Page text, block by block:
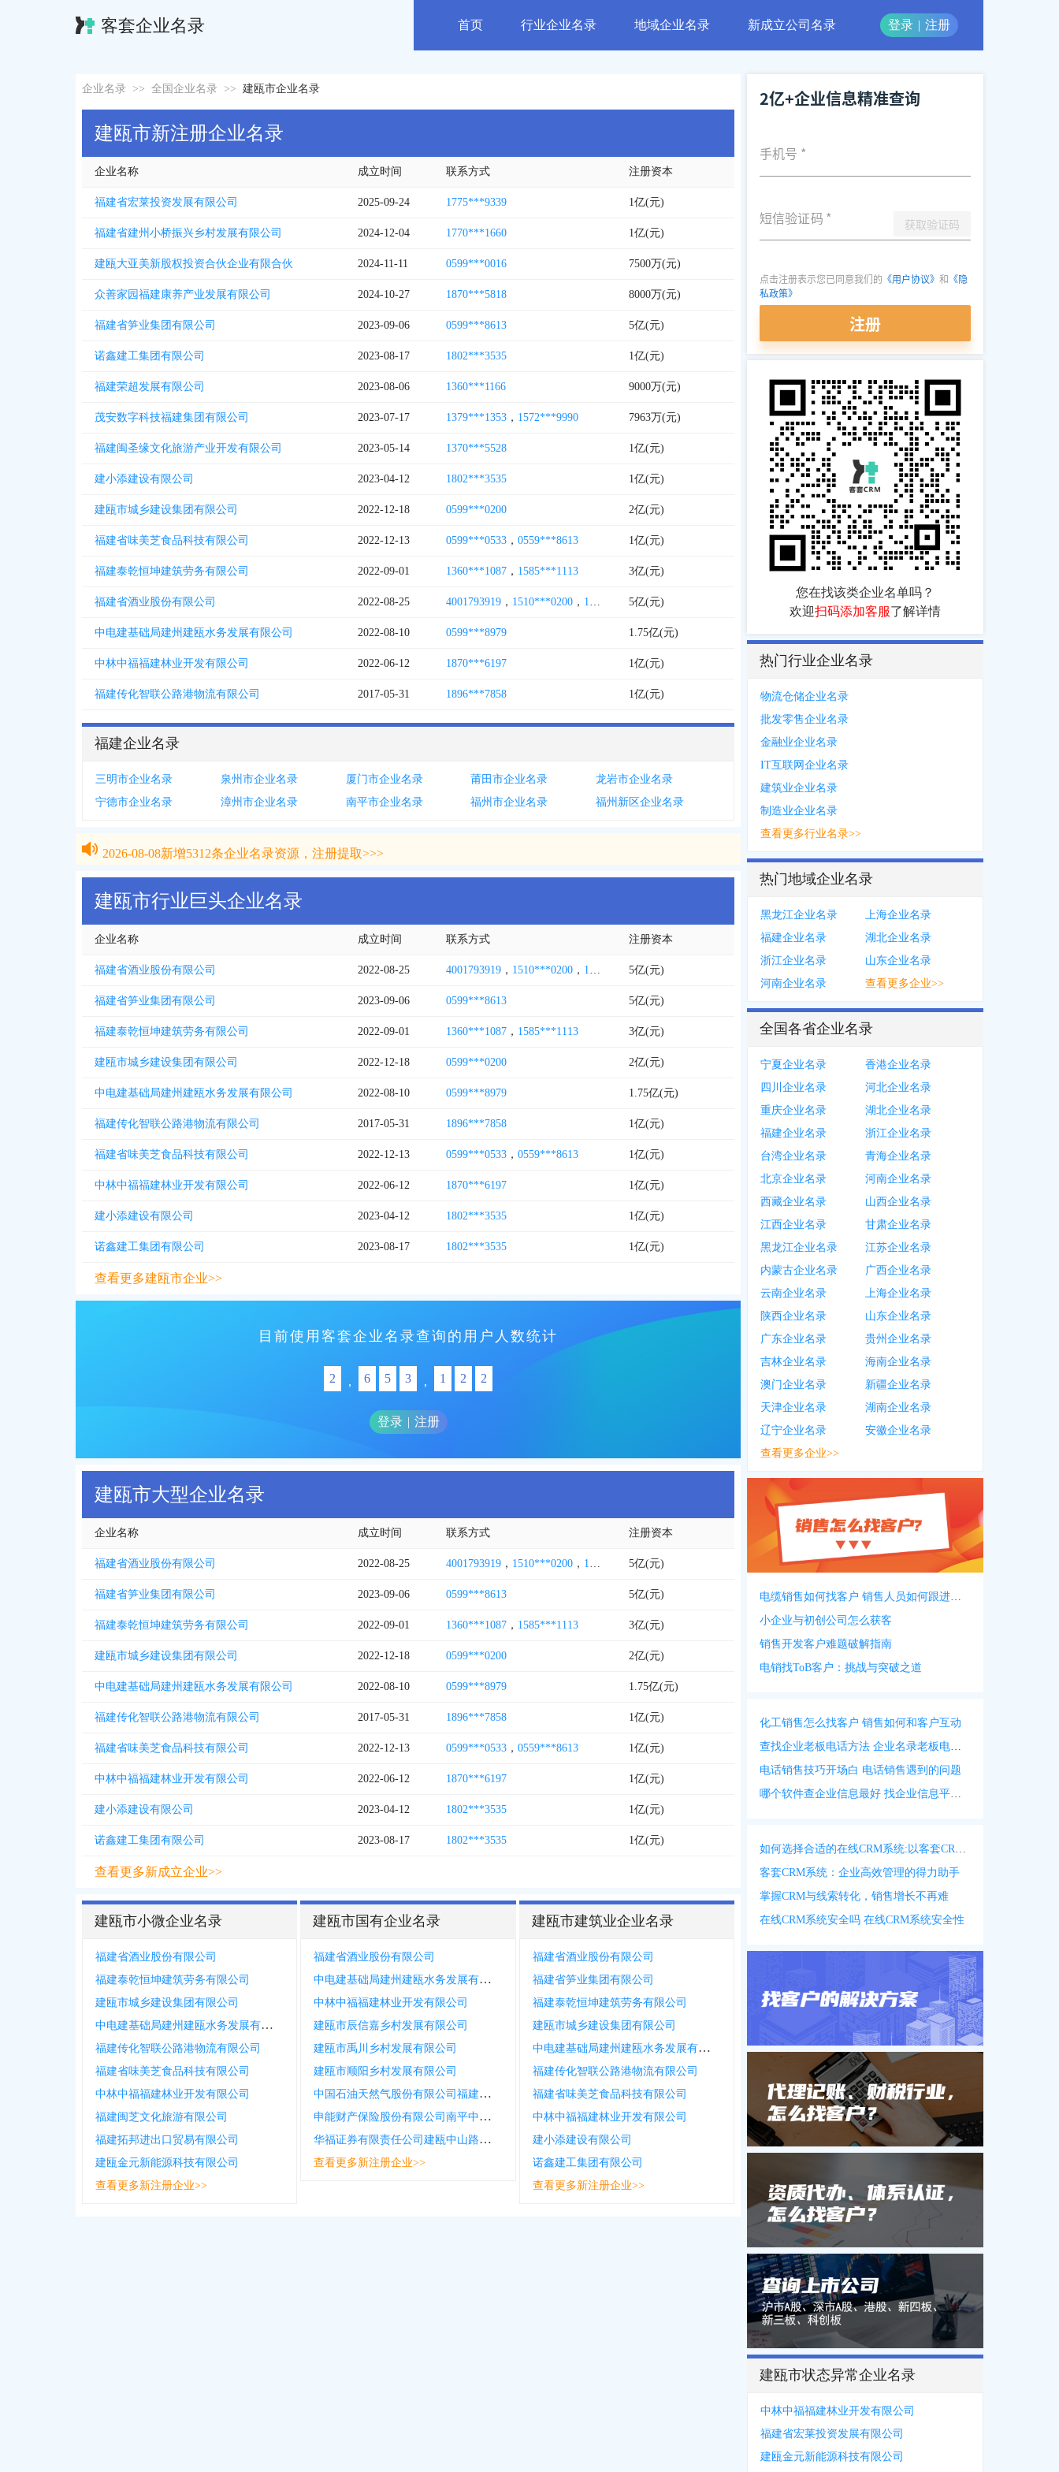
客套企业名录 首页 行业企业名录 地域企业名录 新成立公司名录 登录 | 注册
企业名录 >> 全国企业名录 >> 建瓯市企业名录
建瓯市新注册企业名录
企业名称 成立时间 联系方式 注册资本
福建省宏莱投资发展有限公司 2025-09-24 1775***9339 1亿(元)
福建省建州小桥振兴乡村发展有限公司 2024-12-04 1770***1660 1亿(元)
建瓯大亚美新股权投资合伙企业有限合伙 2024-11-11 0599***0016 7500万(元)
众善家园福建康养产业发展有限公司 2024-10-27 1870***5818 8000万(元)
福建省笋业集团有限公司 2023-09-06 0599***8613 5亿(元)
诺鑫建工集团有限公司 2023-08-17 1802***3535 1亿(元)
福建荣超发展有限公司 2023-08-06 1360***1166 9000万(元)
茂安数字科技福建集团有限公司 2023-07-17 1379***1353 ， 1572***9990 7963万(元)
福建闽圣缘文化旅游产业开发有限公司 2023-05-14 1370***5528 1亿(元)
建小添建设有限公司 2023-04-12 1802***3535 1亿(元)
建瓯市城乡建设集团有限公司 2022-12-18 0599***0200 2亿(元)
福建省味美芝食品科技有限公司 2022-12-13 0599***0533 ， 0559***8613 1亿(元)
福建泰乾恒坤建筑劳务有限公司 2022-09-01 1360***1087 ， 1585***1113 3亿(元)
福建省酒业股份有限公司 2022-08-25 4001793919 ， 1510***0200 ， 1770***0699 5亿(元)
中电建基础局建州建瓯水务发展有限公司 2022-08-10 0599***8979 1.75亿(元)
中林中福福建林业开发有限公司 2022-06-12 1870***6197 1亿(元)
福建传化智联公路港物流有限公司 2017-05-31 1896***7858 1亿(元)
福建企业名录
三明市企业名录 泉州市企业名录 厦门市企业名录 莆田市企业名录
龙岩市企业名录
宁德市企业名录
漳州市企业名录 南平市企业名录 福州市企业名录 福州新区企业名录
建瓯市行业巨头企业名录
企业名称 成立时间 联系方式 注册资本
福建省酒业股份有限公司 2022-08-25 4001793919 ， 1510***0200 ， 1770***0699 5亿(元)
福建省笋业集团有限公司 2023-09-06 0599***8613 5亿(元)
福建泰乾恒坤建筑劳务有限公司 2022-09-01 1360***1087 ， 1585***1113 3亿(元)
建瓯市城乡建设集团有限公司 2022-12-18 0599***0200 2亿(元)
中电建基础局建州建瓯水务发展有限公司 2022-08-10 0599***8979 1.75亿(元)
福建传化智联公路港物流有限公司 2017-05-31 1896***7858 1亿(元)
福建省味美芝食品科技有限公司 2022-12-13 0599***0533 ， 0559***8613 1亿(元)
中林中福福建林业开发有限公司 2022-06-12 1870***6197 1亿(元)
建小添建设有限公司 2023-04-12 1802***3535 1亿(元)
诺鑫建工集团有限公司 2023-08-17 1802***3535 1亿(元)
查看更多建瓯市企业>>
目前使用客套企业名录查询的用户人数统计
2 , 6 5 3 , 1 2 2
登录 | 注册
建瓯市大型企业名录
企业名称 成立时间 联系方式 注册资本
福建省酒业股份有限公司 2022-08-25 4001793919 ， 1510***0200 ， 1770***0699 5亿(元)
福建省笋业集团有限公司 2023-09-06 0599***8613 5亿(元)
福建泰乾恒坤建筑劳务有限公司 2022-09-01 1360***1087 ， 1585***1113 3亿(元)
建瓯市城乡建设集团有限公司 2022-12-18 0599***0200 2亿(元)
中电建基础局建州建瓯水务发展有限公司 2022-08-10 0599***8979 1.75亿(元)
福建传化智联公路港物流有限公司 2017-05-31 1896***7858 1亿(元)
福建省味美芝食品科技有限公司 2022-12-13 0599***0533 ， 0559***8613 1亿(元)
中林中福福建林业开发有限公司 2022-06-12 1870***6197 1亿(元)
建小添建设有限公司 2023-04-12 1802***3535 1亿(元)
诺鑫建工集团有限公司 2023-08-17 1802***3535 1亿(元)
查看更多新成立企业>>
建瓯市小微企业名录
福建省酒业股份有限公司
福建泰乾恒坤建筑劳务有限公司
建瓯市城乡建设集团有限公司
中电建基础局建州建瓯水务发展有限公司
福建传化智联公路港物流有限公司
福建省味美芝食品科技有限公司
中林中福福建林业开发有限公司
福建闽芝文化旅游有限公司
福建拓邦进出口贸易有限公司
建瓯金元新能源科技有限公司
查看更多新注册企业>>
建瓯市国有企业名录
福建省酒业股份有限公司
中电建基础局建州建瓯水务发展有限公司
中林中福福建林业开发有限公司
建瓯市辰信嘉乡村发展有限公司
建瓯市禹川乡村发展有限公司
建瓯市顺阳乡村发展有限公司
中国石油天然气股份有限公司福建南平销售分公司五里街加油站
申能财产保险股份有限公司南平中心支公司建瓯营销服务部
华福证券有限责任公司建瓯中山路证券营业部
查看更多新注册企业>>
建瓯市建筑业企业名录
福建省酒业股份有限公司
福建省笋业集团有限公司
福建泰乾恒坤建筑劳务有限公司
建瓯市城乡建设集团有限公司
中电建基础局建州建瓯水务发展有限公司
福建传化智联公路港物流有限公司
福建省味美芝食品科技有限公司
中林中福福建林业开发有限公司
建小添建设有限公司
诺鑫建工集团有限公司
查看更多新注册企业>>
2亿+企业信息精准查询
手机号 *
短信验证码 * 获取验证码
点击注册表示您已同意我们的 《用户协议》 和 《隐
私政策》
注册
您在找该类企业名单吗？
欢迎扫码添加客服了解详情
热门行业企业名录
物流仓储企业名录
批发零售企业名录
金融业企业名录
IT互联网企业名录
建筑业企业名录
制造业企业名录
查看更多行业名录>>
热门地域企业名录
黑龙江企业名录
上海企业名录
福建企业名录
湖北企业名录
浙江企业名录
山东企业名录
河南企业名录
查看更多企业>>
全国各省企业名录
宁夏企业名录
香港企业名录
四川企业名录
河北企业名录
重庆企业名录
湖北企业名录
福建企业名录
浙江企业名录
台湾企业名录
青海企业名录
北京企业名录
河南企业名录
西藏企业名录
山西企业名录
江西企业名录
甘肃企业名录
黑龙江企业名录
江苏企业名录
内蒙古企业名录
广西企业名录
云南企业名录
上海企业名录
陕西企业名录
山东企业名录
广东企业名录
贵州企业名录
吉林企业名录
海南企业名录
澳门企业名录
新疆企业名录
天津企业名录
湖南企业名录
辽宁企业名录
安徽企业名录
查看更多企业>>
电缆销售如何找客户 销售人员如何跟进客户
小企业与初创公司怎么获客
销售开发客户难题破解指南
电销找ToB客户：挑战与突破之道
化工销售怎么找客户 销售如何和客户互动
查找企业老板电话方法 企业名录老板电话名录
电话销售技巧开场白 电话销售遇到的问题
哪个软件查企业信息最好 找企业信息平台 app
如何选择合适的在线CRM系统:以客套CRM系统为例
客套CRM系统：企业高效管理的得力助手
掌握CRM与线索转化，销售增长不再难
在线CRM系统安全吗 在线CRM系统安全性
建瓯市状态异常企业名录
中林中福福建林业开发有限公司
福建省宏莱投资发展有限公司
建瓯金元新能源科技有限公司